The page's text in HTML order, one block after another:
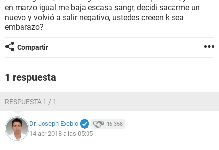
en marzo igual me baja escasa sangr, decidi sacarme un
nuevo y volvió a salir negativo, ustedes creeen k sea
embarazo?
Compartir
1 respuesta
RESPUESTA 1 / 1
Dr. Joseph Exebio 16.358
14 abr 2018 a las 05:05